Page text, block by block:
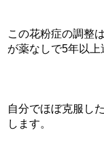
この花粉症の調整
が薬なしで5年以上
自分でほぼ克服し
します。